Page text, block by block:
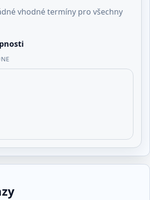
vhodné termíny pro všechny
NE